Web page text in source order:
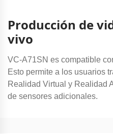
Producción de
vivo
VC-A71SN es compatible
Esto permite a los usuarios
Realidad Virtual y Realidad
de sensores adicionales.